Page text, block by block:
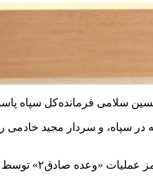
در سپاه، و سردار مجید